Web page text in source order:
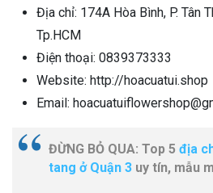
Địa chỉ: 174A Hòa Bình, P. Tân
Tp.HCM
Điện thoại: 0839373333
Website: http://hoacuatui.shop
Email:
ĐỪNG BỎ QUA: Top 5 địa
tang ở Quận 3 uy tín, mẫu